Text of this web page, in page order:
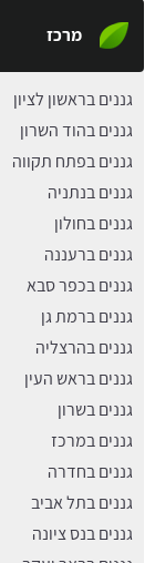
מרכז
גננים בראשון לציון
גננים בהוד השרון
גננים בפתח תקווה
גננים בנתניה
גננים בחולון
גננים ברעננה
גננים בכפר סבא
גננים ברמת גן
גננים בהרצליה
גננים בראש העין
גננים בשרון
גננים במרכז
גננים בחדרה
גננים בתל אביב
גננים בנס ציונה